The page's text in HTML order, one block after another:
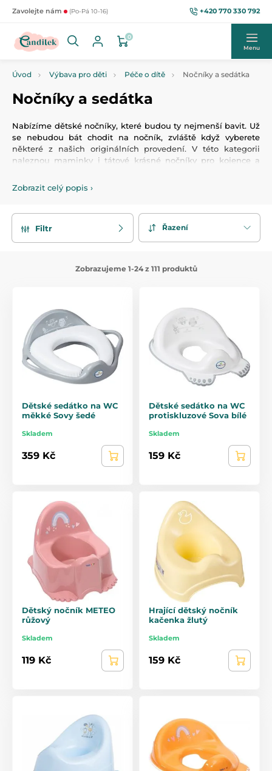
Zavolejte nám (Po-Pá 10-16) +420 770 330 792
0
Menu
Úvod Výbava pro děti Péče o dítě Nočníky a sedátka
Nočníky a sedátka
Nabízíme dětské nočníky, které budou ty nejmenší bavit. Už
se nebudou bát chodit na nočník, zvláště když vyberete
některé z našich originálních provedení. V této kategorii
naleznou maminky i tátové krásné nočníky pro kojence a
Zobrazit celý popis ›
Filtr Řazení
Zobrazujeme 1-24 z 111 produktů
Dětské sedátko na WC
měkké Sovy šedé
Skladem
359 Kč
Dětské sedátko na WC
protiskluzové Sova bílé
Skladem
159 Kč
Dětský nočník METEO
růžový
Skladem
119 Kč
Hrající dětský nočník
kačenka žlutý
Skladem
159 Kč